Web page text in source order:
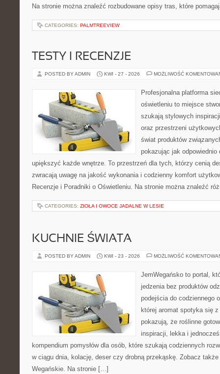
Na stronie można znaleźć rozbudowane opisy tras, które
CATEGORIES: PALMTREEVIEW
TESTY I RECENZJE
POSTED BY ADMIN KWI - 27 - 2026 MOŻLIWOŚĆ
Profesjonalna platforma
oświetleniu to miejsce
szukają stylowych
oraz przestrzeni
świat produktów
pokazując jak odpowiednio
upiększyć każde wnętrze. To przestrzeń dla tych, którzy cenią
zwracają uwagę na jakość wykonania i codzienny komfort
Recenzje i Poradniki o Oświetleniu. Na stronie można znaleźć
CATEGORIES: ZIOŁA I OWOCE JADALNE W LESIE
KUCHNIE ŚWIATA
POSTED BY ADMIN KWI - 23 - 2026 MOŻLIWOŚĆ
JemWegańsko to portal,
jedzenia bez produktów
podejścia do codziennego
której aromat spotyka się
pokazują, że roślinne
inspiracji, lekka i
kompendium pomysłów dla osób, które szukają codziennych
w ciągu dnia, kolację, deser czy drobną przekąskę. Zobacz
Wegańskie. Na stronie […]